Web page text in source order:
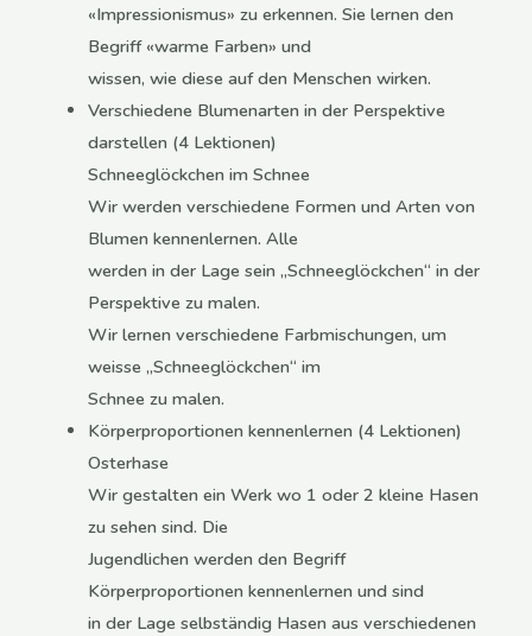
«Impressionismus» zu erkennen. Sie lernen den
Begriff «warme Farben» und
wissen, wie diese auf den Menschen wirken.
Verschiedene Blumenarten in der Perspektive
darstellen (4 Lektionen)
Schneeglöckchen im Schnee
Wir werden verschiedene Formen und Arten von
Blumen kennenlernen. Alle
werden in der Lage sein „Schneeglöckchen“ in der
Perspektive zu malen.
Wir lernen verschiedene Farbmischungen, um
weisse „Schneeglöckchen“ im
Schnee zu malen.
Körperproportionen kennenlernen (4 Lektionen)
Osterhase
Wir gestalten ein Werk wo 1 oder 2 kleine Hasen
zu sehen sind. Die
Jugendlichen werden den Begriff
Körperproportionen kennenlernen und sind
in der Lage selbständig Hasen aus verschiedenen